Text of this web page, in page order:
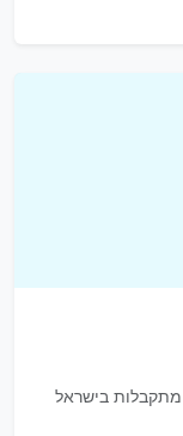
בישראל